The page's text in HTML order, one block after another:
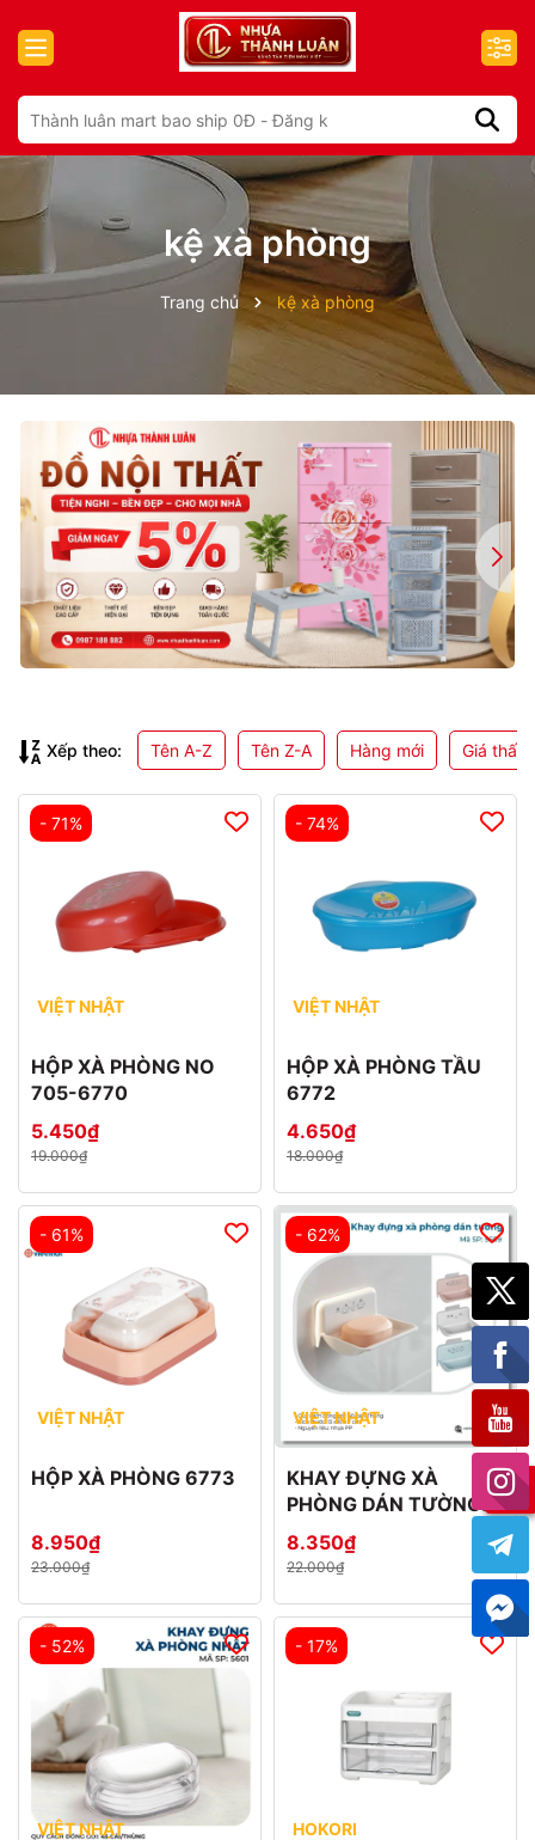
kệ xà phòng
Trang chủ kệ xà phòng
Xếp theo: Tên A-Z Tên Z-A Hàng mới Giá thấp
- 71%
VIỆT NHẬT
HỘP XÀ PHÒNG NO
705-6770
5.450₫
19.000₫
- 74%
VIỆT NHẬT
HỘP XÀ PHÒNG TẦU
6772
4.650₫
18.000₫
- 61%
VIỆT NHẬT
HỘP XÀ PHÒNG 6773
8.950₫
23.000₫
- 62%
VIỆT NHẬT
KHAY ĐỰNG XÀ
PHÒNG DÁN TƯỜNG
5609
8.350₫
22.000₫
- 52%
VIỆT NHẬT
- 17%
HOKORI